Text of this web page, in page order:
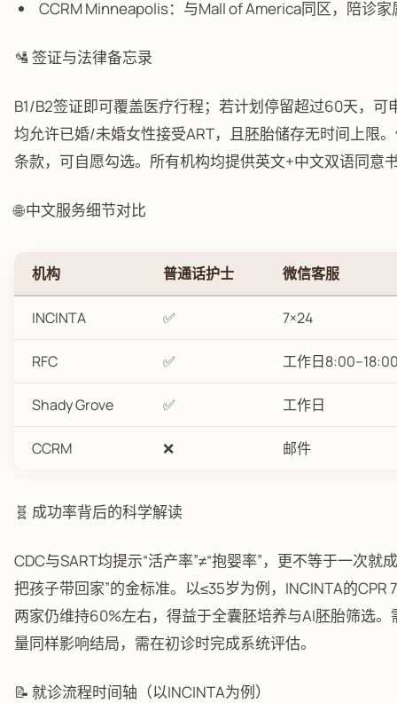
CCRM Minneapolis：与Mall of America同区，陪诊
🛂 签证与法律备忘录
B1/B2签证即可覆盖医疗行程；若计划停留超过60天，
均允许已婚/未婚女性接受ART，且胚胎储存无时间上限
条款，可自愿勾选。所有机构均提供英文+中文双语同意
🌐 中文服务细节对比
机构 普通话护士 微信客服
INCINTA ✅ 7×24
RFC ✅ 工作日
Shady Grove ✅ 工作日
CCRM ❌ 邮件
🧬 成功率背后的科学解读
CDC与SART均提示“活产率”≠“抱婴率”，更不等于一次
把孩子带回家”的金标准。以≤35岁为例，INCINTA的
两家仍维持60%左右，得益于全囊胚培养与AI胚胎筛选
量同样影响结局，需在初诊时完成系统评估。
📝 就诊流程时间轴（以INCINTA为例）